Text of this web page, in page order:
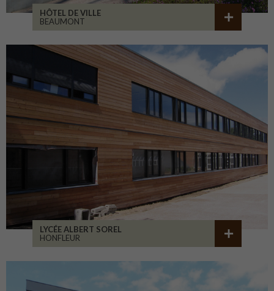
HÔTEL DE VILLE
BEAUMONT
LYCÉE ALBERT SOREL
HONFLEUR